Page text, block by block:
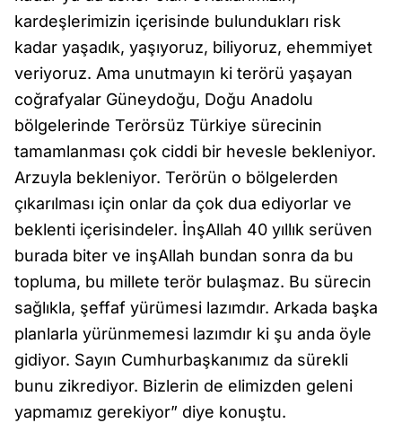
kardeşlerimizin içerisinde bulundukları risk
kadar yaşadık, yaşıyoruz, biliyoruz, ehemmiyet
veriyoruz. Ama unutmayın ki terörü yaşayan
coğrafyalar Güneydoğu, Doğu Anadolu
bölgelerinde Terörsüz Türkiye sürecinin
tamamlanması çok ciddi bir hevesle bekleniyor.
Arzuyla bekleniyor. Terörün o bölgelerden
çıkarılması için onlar da çok dua ediyorlar ve
beklenti içerisindeler. İnşAllah 40 yıllık serüven
burada biter ve inşAllah bundan sonra da bu
topluma, bu millete terör bulaşmaz. Bu sürecin
sağlıkla, şeffaf yürümesi lazımdır. Arkada başka
planlarla yürünmemesi lazımdır ki şu anda öyle
gidiyor. Sayın Cumhurbaşkanımız da sürekli
bunu zikrediyor. Bizlerin de elimizden geleni
yapmamız gerekiyor” diye konuştu.